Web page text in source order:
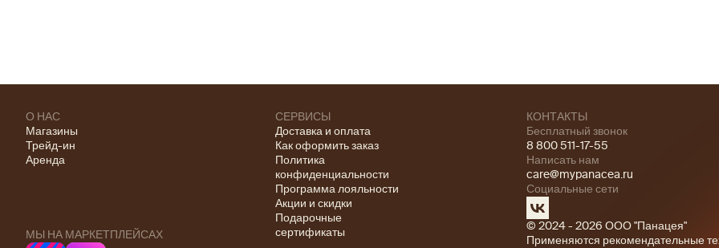
О НАС
Магазины
Трейд-ин
Аренда
МЫ НА МАРКЕТПЛЕЙСАХ
СЕРВИСЫ
Доставка и оплата
Как оформить заказ
Политика
конфиденциальности
Программа лояльности
Акции и скидки
Подарочные
сертификаты
КОНТАКТЫ
Бесплатный звонок
8 800 511-17-55
Написать нам
care@mypanacea.ru
Социальные сети
© 2024 - 2026 ООО "Панацея"
Применяются рекомендательные